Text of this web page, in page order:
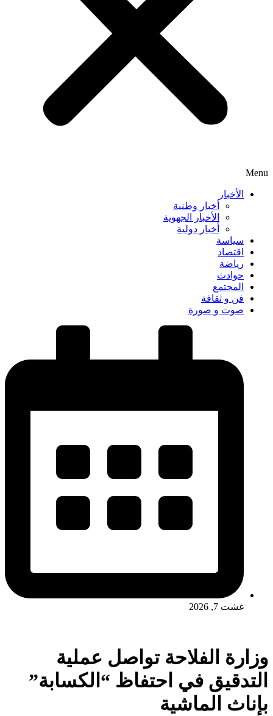
Menu
الأخبار
أخبار وطنية
الأخبار الجهوية
أخبار دولية
سياسة
اقتصاد
رياضة
حوادث
المجتمع
فن و ثقافة
صوت و صورة
غشت 7, 2026
وزارة الفلاحة تواصل عملية
التدقيق في احتفاظ “الكسابة”
بإناث الماشية